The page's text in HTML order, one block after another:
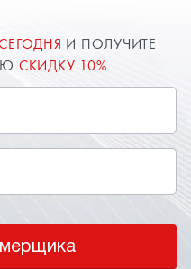
И ПОЛУЧИТЕ
СКИДКУ 10%